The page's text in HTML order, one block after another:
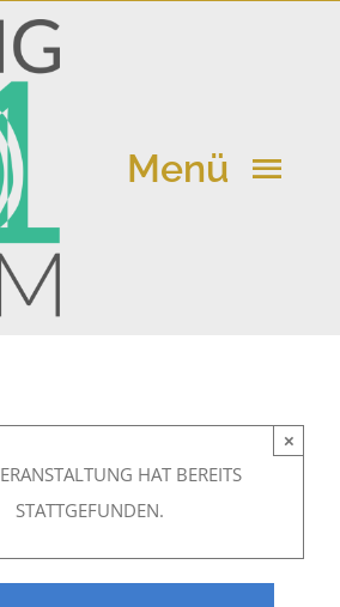
Menü
HAT BEREITS
STATTGEFUNDEN.
×